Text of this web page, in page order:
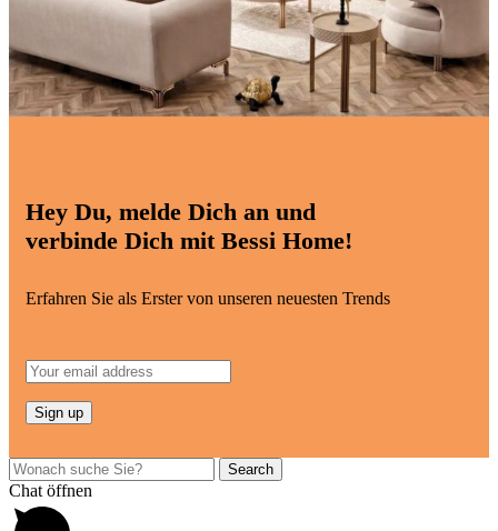
Hey Du, melde Dich an und
verbinde Dich mit Bessi Home!
Erfahren Sie als Erster von unseren neuesten Trends
Search
Chat öffnen